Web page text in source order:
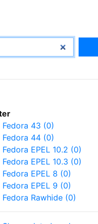
Fedora 43 (0)
Fedora 44 (0)
Fedora EPEL 10.2 (0)
Fedora EPEL 10.3 (0)
Fedora EPEL 8 (0)
Fedora EPEL 9 (0)
Fedora Rawhide (0)